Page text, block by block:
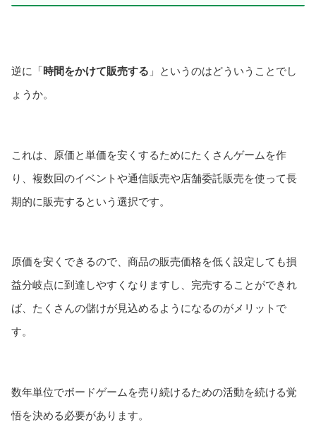
逆に「時間をかけて販売する 」というのはどういうことでし
ょうか。
これは、原価と単価を安くするためにたくさんゲームを作
り、複数回のイベントや通信販売や店舗委託販売を使って長
期的に販売するという選択です。
原価を安くできるので、商品の販売価格を低く設定しても損
益分岐点に到達しやすくなりますし、完売することができれ
ば、たくさんの儲けが見込めるようになるのがメリットで
す。
数年単位でボードゲームを売り続けるための活動を続ける覚
悟を決める必要があります。